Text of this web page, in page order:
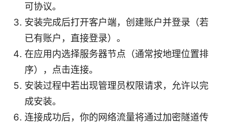
可协议。
安装完成后打开客户端，创建账户并登录（若
已有账户，直接登录）。
在应用内选择服务器节点（通常按地理位置排
序），点击连接。
安装过程中若出现管理员权限请求，允许以完
成安装。
连接成功后，你的网络流量将通过加密隧道传